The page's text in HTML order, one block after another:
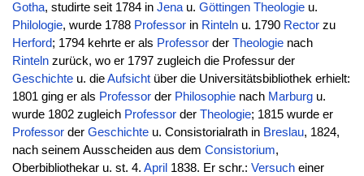
Gotha, studirte seit 1784 in Jenau. Göttingen Theologieu.
Philologie, wurde 1788 Professorin Rintelnu. 1790 Rectorzu
Herford; 1794 kehrte er als Professorder Theologienach
Rintelnzurück, wo er 1797 zugleich die Professur der
Geschichteu. dieAufsichtüber die Universitätsbibliothek erhielt:
1801 ging er als Professorder Philosophienach Marburgu.
wurde 1802 zugleich Professorder Theologie; 1815 wurde er
Professorder Geschichteu. Consistorialrath in Breslau, 1824,
nach seinem Ausscheiden aus dem Consistorium,
Oberbibliothekar u. st. 4. April 1838. Er schr.: Versucheiner